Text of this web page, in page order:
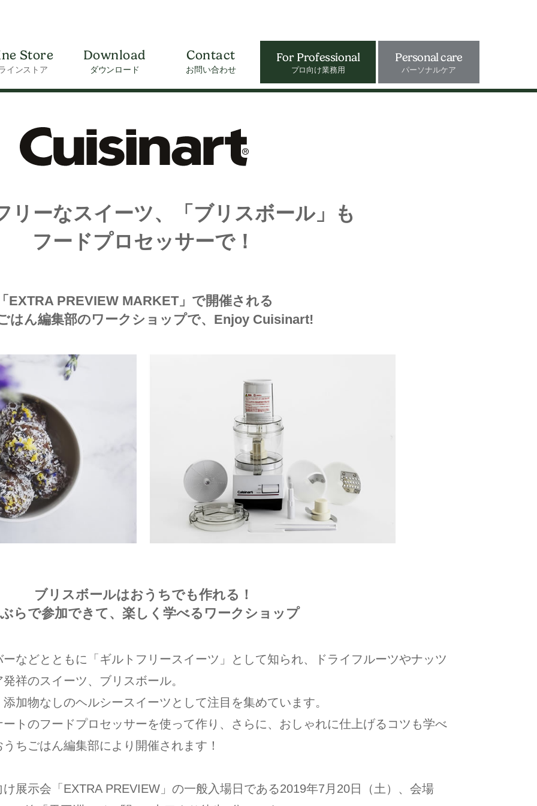
Store
インストア
Download
ダウンロード
Contact
お問い合わせ
For Professional
プロ向け業務用
Personal care
パーソナルケア
リーなスイーツ、「ブリスボール」も
フードプロセッサーで！
EXTRA PREVIEW MARKET」で開催される
はん編集部のワークショップで、Enjoy Cuisinart!
ブリスボールはおうちでも作れる！
らで参加できて、楽しく学べるワークショップ
などとともに「ギルトフリースイーツ」として知られ、ドライフルーツやナッツ
祥のスイーツ、ブリスボール。
加物なしのヘルシースイーツとして注目を集めています。
トのフードプロセッサーを使って作り、さらに、おしゃれに仕上げるコツも学べ
ちごはん編集部により開催されます！
展示会「EXTRA PREVIEW」の一般入場日である2019年7月20日（土）、会場